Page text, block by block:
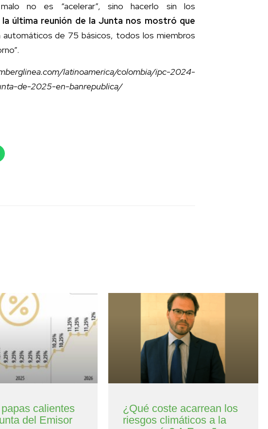
no es “acelerar”, sino hacerlo sin los
última reunión de la Junta nos mostró que
de 75 básicos, todos los miembros
latinoamerica/colombia/ipc-2024-
de-2025-en-banrepublica/
calientes
del Emisor
¿Qué coste acarrean los
riesgos climáticos a la